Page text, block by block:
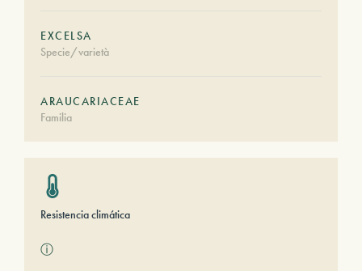
EXCELSA
Specie/varietà
ARAUCARIACEAE
Familia
Resistencia climática
ⓘ